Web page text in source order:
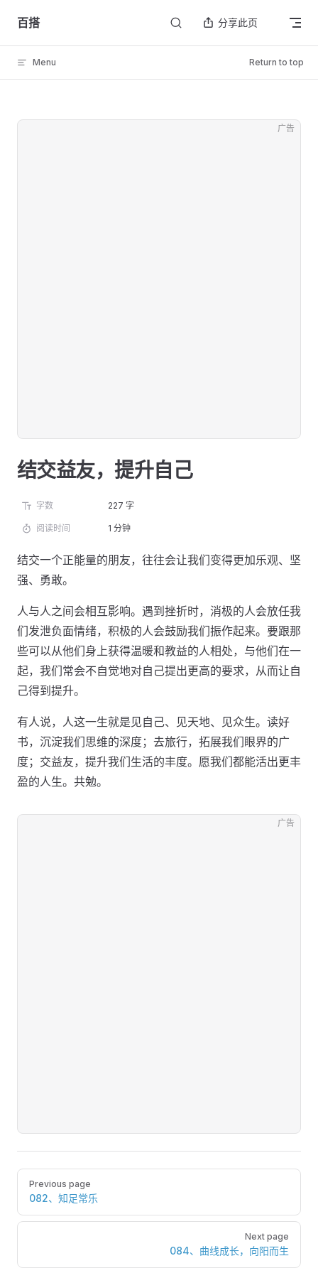
Skip to content
百搭 分享此页
Menu Return to top
广告
结交益友，提升自己
字数 227 字
阅读时间 1 分钟
结交一个正能量的朋友，往往会让我们变得更加乐观、坚
强、勇敢。
人与人之间会相互影响。遇到挫折时，消极的人会放任我
们发泄负面情绪，积极的人会鼓励我们振作起来。要跟那
些可以从他们身上获得温暖和教益的人相处，与他们在一
起，我们常会不自觉地对自己提出更高的要求，从而让自
己得到提升。
有人说，人这一生就是见自己、见天地、见众生。读好
书，沉淀我们思维的深度；去旅行，拓展我们眼界的广
度；交益友，提升我们生活的丰度。愿我们都能活出更丰
盈的人生。共勉。
广告
Pager
Previous page
082、知足常乐
Next page
084、曲线成长，向阳而生